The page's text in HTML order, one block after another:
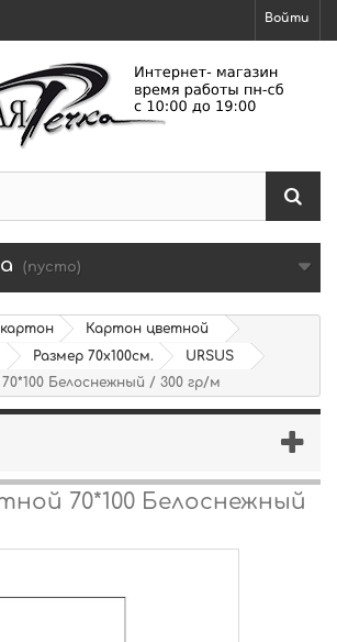
Войти
(пусто)
Картон цветной
Размер 70х100см.
URSUS
Белоснежный / 300 гр/м
70*100 Белоснежный